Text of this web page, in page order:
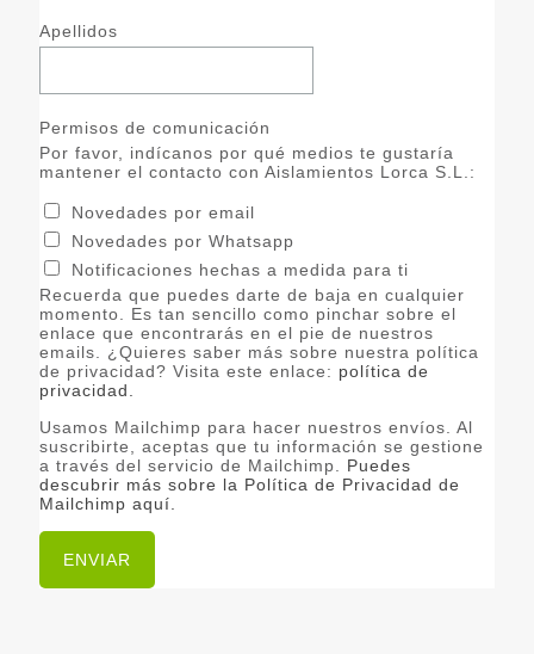
Apellidos
Permisos de comunicación
Por favor, indícanos por qué medios te gustaría
mantener el contacto con Aislamientos Lorca S.L.:
Novedades por email
Novedades por Whatsapp
Notificaciones hechas a medida para ti
Recuerda que puedes darte de baja en cualquier
momento. Es tan sencillo como pinchar sobre el
enlace que encontrarás en el pie de nuestros
emails. ¿Quieres saber más sobre nuestra política
de privacidad? Visita este enlace: política de
privacidad.
Usamos Mailchimp para hacer nuestros envíos. Al
suscribirte, aceptas que tu información se gestione
a través del servicio de Mailchimp. Puedes
descubrir más sobre la Política de Privacidad de
Mailchimp aquí.